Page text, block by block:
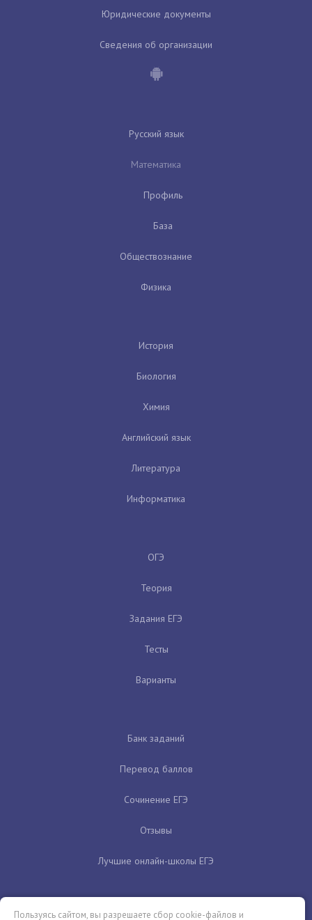
Юридические документы
Сведения об организации
Русский язык
Математика
Профиль
База
Обществознание
Физика
История
Биология
Химия
Английский язык
Литература
Информатика
ОГЭ
Теория
Задания ЕГЭ
Тесты
Варианты
Банк заданий
Перевод баллов
Сочинение ЕГЭ
Отзывы
Лучшие онлайн-школы ЕГЭ
Пользуясь сайтом, вы разрешаете сбор cookie-файлов и